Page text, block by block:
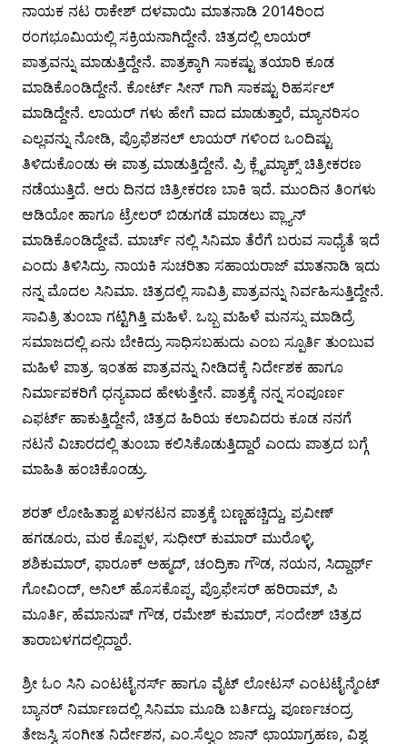
ನಾಯಕ ನಟ ರಾಕೇಶ್ ದಳವಾಯಿ ಮಾತನಾಡಿ 2014ರಿಂದ
ರಂಗಭೂಮಿಯಲ್ಲಿ ಸಕ್ರಿಯನಾಗಿದ್ದೇನೆ. ಚಿತ್ರದಲ್ಲಿ ಲಾಯರ್
ಪಾತ್ರವನ್ನು ಮಾಡುತ್ತಿದ್ದೇನೆ. ಪಾತ್ರಕ್ಕಾಗಿ ಸಾಕಷ್ಟು ತಯಾರಿ ಕೂಡ
ಮಾಡಿಕೊಂಡಿದ್ದೇನೆ. ಕೋರ್ಟ್ ಸೀನ್ ಗಾಗಿ ಸಾಕಷ್ಟು ರಿಹರ್ಸಲ್
ಮಾಡಿದ್ದೇನೆ. ಲಾಯರ್ ಗಳು ಹೇಗೆ ವಾದ ಮಾಡುತ್ತಾರೆ, ಮ್ಯಾನರಿಸಂ
ಎಲ್ಲವನ್ನು ನೋಡಿ, ಪ್ರೊಫೆಶನಲ್ ಲಾಯರ್ ಗಳಿಂದ ಒಂದಿಷ್ಟು
ತಿಳಿದುಕೊಂಡು ಈ ಪಾತ್ರ ಮಾಡುತ್ತಿದ್ದೇನೆ. ಪ್ರಿ ಕ್ಲೈಮ್ಯಾಕ್ಸ್ ಚಿತ್ರೀಕರಣ
ನಡೆಯುತ್ತಿದೆ. ಆರು ದಿನದ ಚಿತ್ರೀಕರಣ ಬಾಕಿ ಇದೆ. ಮುಂದಿನ ತಿಂಗಳು
ಆಡಿಯೋ ಹಾಗೂ ಟ್ರೇಲರ್ ಬಿಡುಗಡೆ ಮಾಡಲು ಪ್ಲ್ಯಾನ್
ಮಾಡಿಕೊಂಡಿದ್ದೇವೆ. ಮಾರ್ಚ್ ನಲ್ಲಿ ಸಿನಿಮಾ ತೆರೆಗೆ ಬರುವ ಸಾಧ್ಯೆತೆ ಇದೆ
ಎಂದು ತಿಳಿಸಿದ್ರು. ನಾಯಕಿ ಸುಚರಿತಾ ಸಹಾಯರಾಜ್ ಮಾತನಾಡಿ ಇದು
ನನ್ನ ಮೊದಲ ಸಿನಿಮಾ. ಚಿತ್ರದಲ್ಲಿ ಸಾವಿತ್ರಿ ಪಾತ್ರವನ್ನು ನಿರ್ವಹಿಸುತ್ತಿದ್ದೇನೆ.
ಸಾವಿತ್ರಿ ತುಂಬಾ ಗಟ್ಟಿಗಿತ್ತಿ ಮಹಿಳೆ. ಒಬ್ಬ ಮಹಿಳೆ ಮನಸ್ಸು ಮಾಡಿದ್ರೆ
ಸಮಾಜದಲ್ಲಿ ಏನು ಬೇಕಿದ್ರು ಸಾಧಿಸಬಹುದು ಎಂಬ ಸ್ಪೂರ್ತಿ ತುಂಬುವ
ಮಹಿಳೆ ಪಾತ್ರ. ಇಂತಹ ಪಾತ್ರವನ್ನು ನೀಡಿದಕ್ಕೆ ನಿರ್ದೇಶಕ ಹಾಗೂ
ನಿರ್ಮಾಪಕರಿಗೆ ಧನ್ಯವಾದ ಹೇಳುತ್ತೇನೆ. ಪಾತ್ರಕ್ಕೆ ನನ್ನ ಸಂಪೂರ್ಣ
ಎಫರ್ಟ್ ಹಾಕುತ್ತಿದ್ದೇನೆ, ಚಿತ್ರದ ಹಿರಿಯ ಕಲಾವಿದರು ಕೂಡ ನನಗೆ
ನಟನೆ ವಿಚಾರದಲ್ಲಿ ತುಂಬಾ ಕಲಿಸಿಕೊಡುತ್ತಿದ್ದಾರೆ ಎಂದು ಪಾತ್ರದ ಬಗ್ಗೆ
ಮಾಹಿತಿ ಹಂಚಿಕೊಂಡ್ರು.
ಶರತ್ ಲೋಹಿತಾಶ್ವ ಖಳನಟನ ಪಾತ್ರಕ್ಕೆ ಬಣ್ಣಹಚ್ಚಿದ್ದು, ಪ್ರವೀಣ್
ಹಗಡೂರು, ಮಠ ಕೊಪ್ಪಳ, ಸುಧೀರ್ ಕುಮಾರ್ ಮುರೊಳ್ಳಿ,
ಶಶಿಕುಮಾರ್, ಫಾರೂಕ್ ಅಹ್ಮದ್, ಚಂದ್ರಿಕಾ ಗೌಡ, ನಯನ, ಸಿದ್ದಾರ್ಥ್
ಗೋವಿಂದ್, ಅನಿಲ್ ಹೊಸಕೊಪ್ಪ, ಪ್ರೊಫೇಸರ್ ಹರಿರಾಮ್, ಪಿ
ಮೂರ್ತಿ, ಹೆಮಾನುಷ್ ಗೌಡ, ರಮೇಶ್ ಕುಮಾರ್, ಸಂದೇಶ್ ಚಿತ್ರದ
ತಾರಾಬಳಗದಲ್ಲಿದ್ದಾರೆ.
ಶ್ರೀ ಓಂ ಸಿನಿ ಎಂಟಟೈನರ್ಸ್ ಹಾಗೂ ವೈಟ್ ಲೋಟಸ್ ಎಂಟಟೈನ್ಮೆಂಟ್
ಬ್ಯಾನರ್ ನಿರ್ಮಾಣದಲ್ಲಿ ಸಿನಿಮಾ ಮೂಡಿ ಬರ್ತಿದ್ದು, ಪೂರ್ಣಚಂದ್ರ
ತೇಜಸ್ವಿ ಸಂಗೀತ ನಿರ್ದೇಶನ, ಎಂ.ಸೆಲ್ವಂ ಜಾನ್ ಛಾಯಾಗ್ರಹಣ, ವಿಶ್ವ